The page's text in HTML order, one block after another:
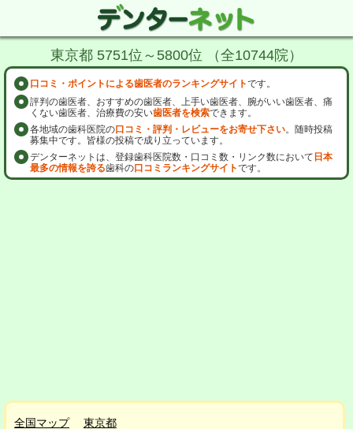
東京都 5751位～5800位 （全10744院）
口コミ・ポイントによる歯医者のランキングサイトです。
評判の歯医者、おすすめの歯医者、上手い歯医者、腕がいい歯医者、痛
くない歯医者、治療費の安い歯医者を検索できます。
各地域の歯科医院の口コミ・評判・レビューをお寄せ下さい。随時投稿
募集中です。皆様の投稿で成り立っています。
デンターネットは、登録歯科医院数・口コミ数・リンク数において 日本
最多の情報を誇る歯科の口コミランキングサイトです。
全国マップ
東京都